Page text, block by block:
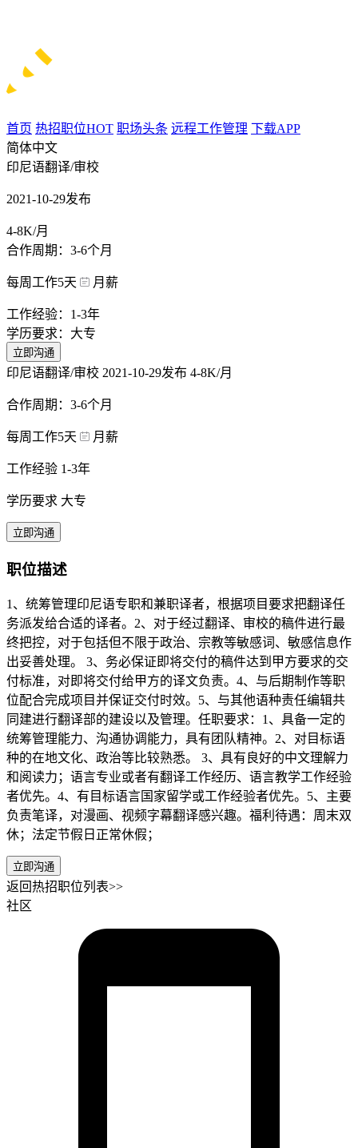
首页 热招职位HOT 职场头条 远程工作管理 下载APP
简体中文
印尼语翻译/审校
2021-10-29发布
4-8K/月
合作周期：3-6个月
每周工作5天 月薪
工作经验：1-3年
学历要求：大专
立即沟通
印尼语翻译/审校 2021-10-29发布 4-8K/月
合作周期：3-6个月
每周工作5天 月薪
工作经验 1-3年
学历要求 大专
立即沟通
职位描述
1、统筹管理印尼语专职和兼职译者，根据项目要求把翻译任
务派发给合适的译者。2、对于经过翻译、审校的稿件进行最
终把控，对于包括但不限于政治、宗教等敏感词、敏感信息作
出妥善处理。 3、务必保证即将交付的稿件达到甲方要求的交
付标准，对即将交付给甲方的译文负责。4、与后期制作等职
位配合完成项目并保证交付时效。5、与其他语种责任编辑共
同建进行翻译部的建设以及管理。任职要求：1、具备一定的
统筹管理能力、沟通协调能力，具有团队精神。2、对目标语
种的在地文化、政治等比较熟悉。 3、具有良好的中文理解力
和阅读力；语言专业或者有翻译工作经历、语言教学工作经验
者优先。4、有目标语言国家留学或工作经验者优先。5、主要
负责笔译，对漫画、视频字幕翻译感兴趣。福利待遇：周末双
休；法定节假日正常休假；
立即沟通
返回热招职位列表>>
社区